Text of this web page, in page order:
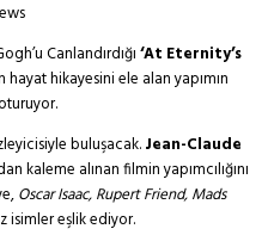
Canlandırdığı‘At Eternity’s
hikayesini ele alan yapımın
buluşacak.Jean-Claude
kaleme alınan filmin yapımcılığını
Oscar Isaac, Rupert Friend, Mads
isimler eşlik ediyor.